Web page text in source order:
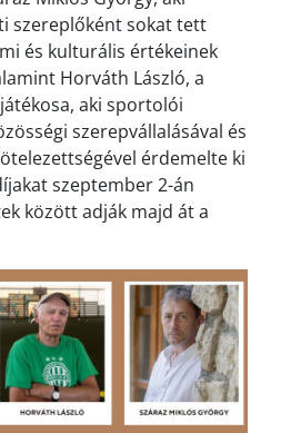
szereplőként sokat tett
és kulturális értékeinek
Horváth László, a
aki sportolói
szerepvállalásával és
érdemelte ki
szeptember 2-án
között adják majd át a